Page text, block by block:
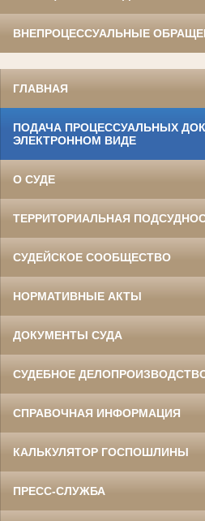
ВНЕПРОЦЕССУАЛЬНЫЕ
ГЛАВНАЯ
ПОДАЧА ПРОЦЕССУАЛЬНЫХ
ЭЛЕКТРОННОМ ВИДЕ
О СУДЕ
ТЕРРИТОРИАЛЬНАЯ
СУДЕЙСКОЕ СООБЩЕСТВО
НОРМАТИВНЫЕ АКТЫ
ДОКУМЕНТЫ СУДА
СУДЕБНОЕ
СПРАВОЧНАЯ ИНФОРМАЦИЯ
КАЛЬКУЛЯТОР ГОСПОШЛИНЫ
ПРЕСС-СЛУЖБА